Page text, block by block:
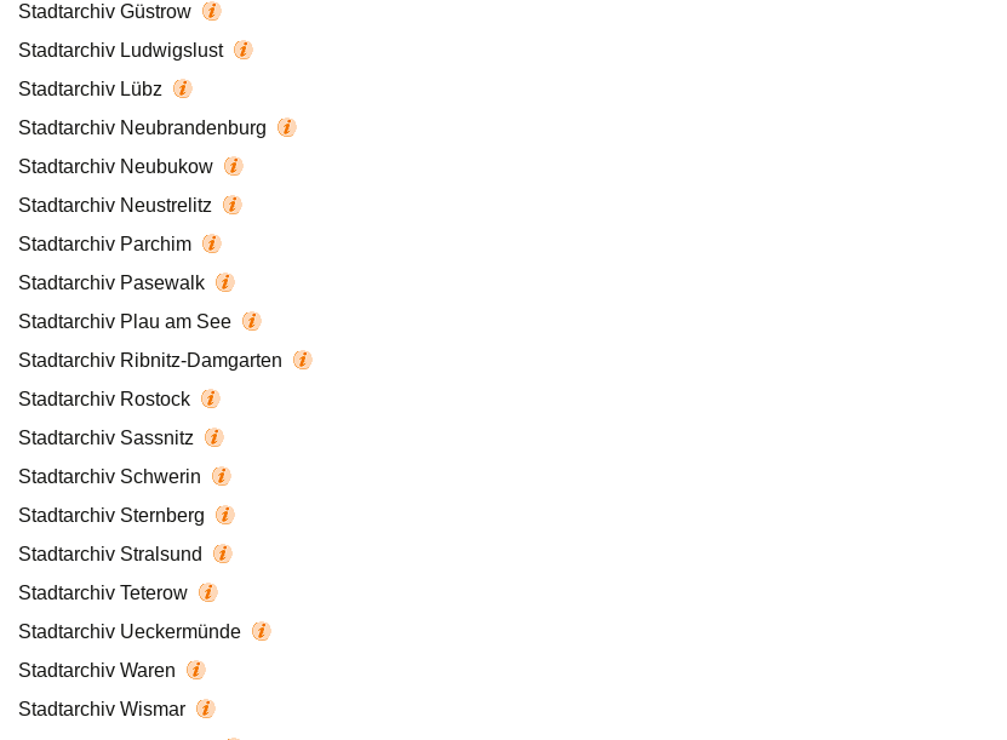
Stadtarchiv Güstrow
Stadtarchiv Ludwigslust
Stadtarchiv Lübz
Stadtarchiv Neubrandenburg
Stadtarchiv Neubukow
Stadtarchiv Neustrelitz
Stadtarchiv Parchim
Stadtarchiv Pasewalk
Stadtarchiv Plau am See
Stadtarchiv Ribnitz-Damgarten
Stadtarchiv Rostock
Stadtarchiv Sassnitz
Stadtarchiv Schwerin
Stadtarchiv Sternberg
Stadtarchiv Stralsund
Stadtarchiv Teterow
Stadtarchiv Ueckermünde
Stadtarchiv Waren
Stadtarchiv Wismar